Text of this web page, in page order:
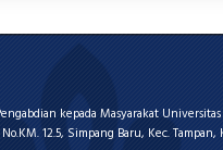
kepada Masyarakat Universitas
12.5, Simpang Baru, Kec. Tampan,